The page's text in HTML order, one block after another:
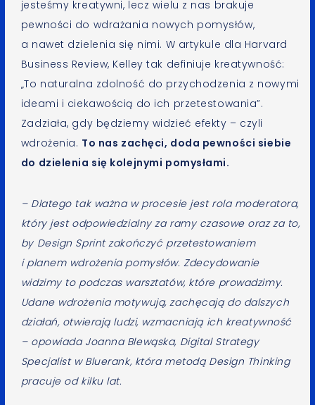
jesteśmy kreatywni, lecz wielu z nas brakuje
pewności do wdrażania nowych pomysłów,
a nawet dzielenia się nimi. W artykule dla Harvard
Business Review, Kelley tak definiuje kreatywność:
„To naturalna zdolność do przychodzenia z nowymi
ideami i ciekawością do ich przetestowania”.
Zadziała, gdy będziemy widzieć efekty – czyli
wdrożenia. To nas zachęci, doda pewności siebie
do dzielenia się kolejnymi pomysłami.
– Dlatego tak ważna w procesie jest rola moderatora,
który jest odpowiedzialny za ramy czasowe oraz za to,
by Design Sprint zakończyć przetestowaniem
i planem wdrożenia pomysłów. Zdecydowanie
widzimy to podczas warsztatów, które prowadzimy.
Udane wdrożenia motywują, zachęcają do dalszych
działań, otwierają ludzi, wzmacniają ich kreatywność
– opowiada Joanna Blewąska, Digital Strategy
Specjalist w Bluerank, która metodą Design Thinking
pracuje od kilku lat.